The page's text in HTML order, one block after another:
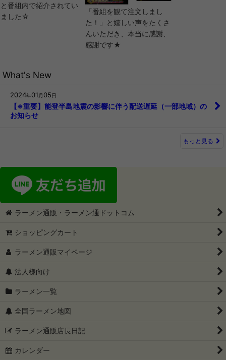
と番組内で紹介されてい
ました☆
「番組を観て注文しまし
た！」と嬉しい声をたくさ
んいただき、本当に感謝、
感謝です★
What's New
2024年01 月 05日
【※重要】能登半島地震の影響に伴う配送遅延（一部地域）の
お知らせ
もっと見る
ラーメン通販・ラーメン通ドットコム
ショッピングカート
ラーメン通販マイページ
法人様向け
ラーメン一覧
全国ラーメン地図
ラーメン通販店長日記
カレンダー